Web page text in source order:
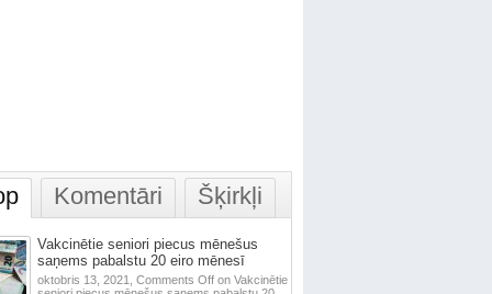
Komentāri Šķirkļi
Vakcinētie seniori piecus mēnešus
saņems pabalstu 20 eiro mēnesī
oktobris 13, 2021, Comments Offon Vakcinētie